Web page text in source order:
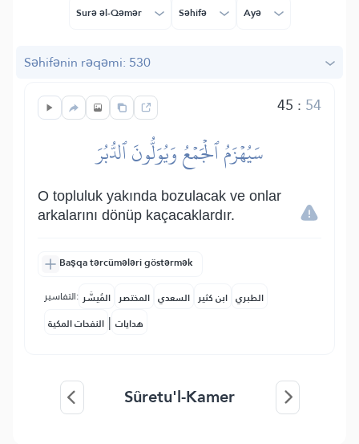
Surə əl-Qəmər Səhifə Ayə
Səhifənin rəqəmi: 530
45 : 54
سَيُهۡزَمُ ٱلۡجَمۡعُ وَيُوَلُّونَ ٱلدُّبُرَ
O topluluk yakında bozulacak ve onlar
arkalarını dönüp kaçacaklardır.
Başqa tərcümələri göstərmək
التفاسير: المُيسَّر المختصر السعدي ابن كثير الطبري
النفحات المكية | هدايات
Sûretu'l-Kamer